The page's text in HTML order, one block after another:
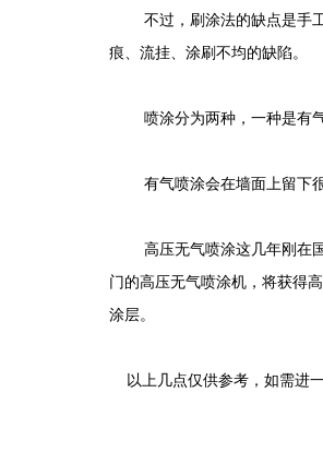
不过，刷涂法的缺点是手
痕、流挂、涂刷不均的缺陷。
喷涂分为两种，一种是有
有气喷涂会在墙面上留下
高压无气喷涂这几年刚在
门的高压无气喷涂机，将获得
涂层。
以上几点仅供参考，如需进